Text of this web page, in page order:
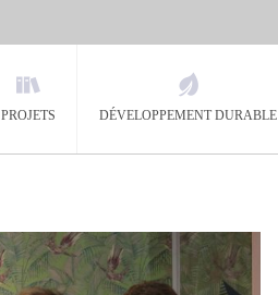
PROJETS DÉVELOPPEMENT DURABLE